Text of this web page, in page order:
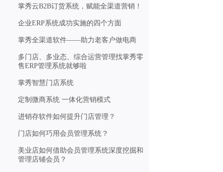
掌秀云B2B订货系统，赋能全渠道营销！
企业ERP系统成功实施的四个方面
掌秀全渠道软件——助力老客户做电商
多门店、多业态、综合运营管理找掌秀零
售ERP管理系统就够啦
掌秀智慧门店系统
定制微商系统 一体化营销模式
进销存软件如何提升门店管理？
门店如何巧用会员管理系统？
美业店如何借助会员管理系统深度挖掘和
管理店铺会员？